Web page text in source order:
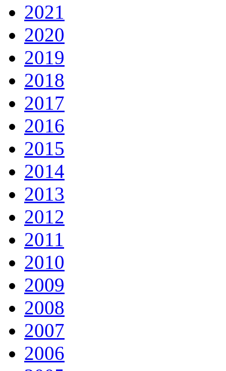
2021
2020
2019
2018
2017
2016
2015
2014
2013
2012
2011
2010
2009
2008
2007
2006